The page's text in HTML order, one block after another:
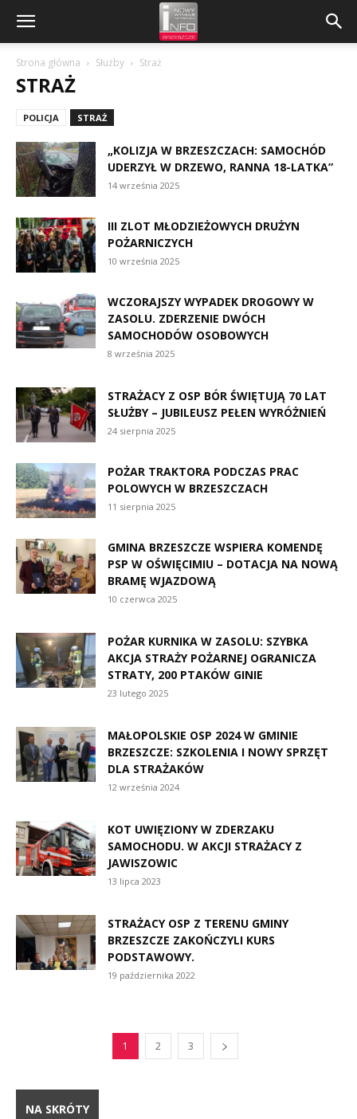
Strona główna Służby Straż
STRAŻ
POLICJA STRAŻ
„KOLIZJA W BRZESZCZACH: SAMOCHÓD
UDERZYŁ W DRZEWO, RANNA 18-LATKA”
14 września 2025
III ZLOT MŁODZIEŻOWYCH DRUŻYN
POŻARNICZYCH
10 września 2025
WCZORAJSZY WYPADEK DROGOWY W
ZASOLU. ZDERZENIE DWÓCH
SAMOCHODÓW OSOBOWYCH
8 września 2025
STRAŻACY Z OSP BÓR ŚWIĘTUJĄ 70 LAT
SŁUŻBY – JUBILEUSZ PEŁEN WYRÓŻNIEŃ
24 sierpnia 2025
POŻAR TRAKTORA PODCZAS PRAC
POLOWYCH W BRZESZCZACH
11 sierpnia 2025
GMINA BRZESZCZE WSPIERA KOMENDĘ
PSP W OŚWIĘCIMIU – DOTACJA NA NOWĄ
BRAMĘ WJAZDOWĄ
10 czerwca 2025
POŻAR KURNIKA W ZASOLU: SZYBKA
AKCJA STRAŻY POŻARNEJ OGRANICZA
STRATY, 200 PTAKÓW GINIE
23 lutego 2025
MAŁOPOLSKIE OSP 2024 W GMINIE
BRZESZCZE: SZKOLENIA I NOWY SPRZĘT
DLA STRAŻAKÓW
12 września 2024
KOT UWIĘZIONY W ZDERZAKU
SAMOCHODU. W AKCJI STRAŻACY Z
JAWISZOWIC
13 lipca 2023
STRAŻACY OSP Z TERENU GMINY
BRZESZCZE ZAKOŃCZYLI KURS
PODSTAWOWY.
19 października 2022
1 2 3
NA SKRÓTY